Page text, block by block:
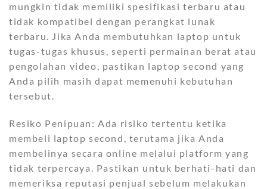
mungkin tidak memiliki spesifikasi terbaru atau
tidak kompatibel dengan perangkat lunak
terbaru. Jika Anda membutuhkan laptop untuk
tugas-tugas khusus, seperti permainan berat atau
pengolahan video, pastikan laptop second yang
Anda pilih masih dapat memenuhi kebutuhan
tersebut.
Resiko Penipuan: Ada risiko tertentu ketika
membeli laptop second, terutama jika Anda
membelinya secara online melalui platform yang
tidak terpercaya. Pastikan untuk berhati-hati dan
memeriksa reputasi penjual sebelum melakukan